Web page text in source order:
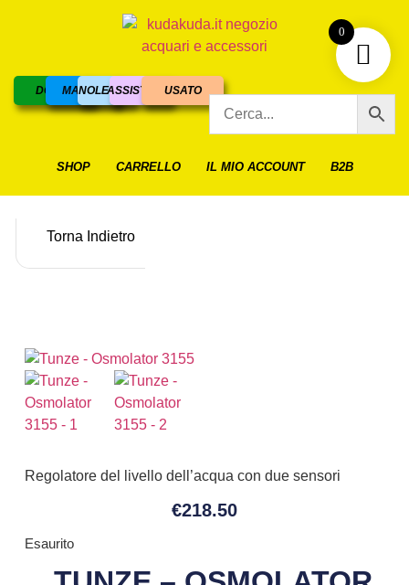
DOLCEMARINO
NOLEGGIOASSISTENZAUSATO
SHOP CARRELLO IL MIO ACCOUNT B2B
Torna Indietro
Regolatore del livello dell’acqua con due sensori
€218.50
Esaurito
0